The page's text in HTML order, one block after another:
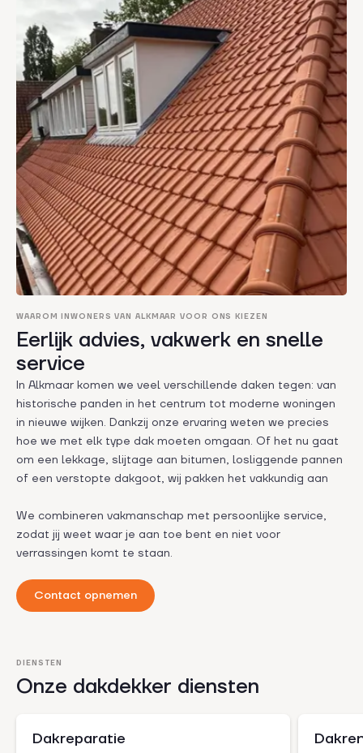
WAAROM INWONERS VAN ALKMAAR VOOR ONS KIEZEN
Eerlijk advies, vakwerk en snelle
service
In Alkmaar komen we veel verschillende daken tegen: van
historische panden in het centrum tot moderne woningen
in nieuwe wijken. Dankzij onze ervaring weten we precies
hoe we met elk type dak moeten omgaan. Of het nu gaat
om een lekkage, slijtage aan bitumen, losliggende pannen
of een verstopte dakgoot, wij pakken het vakkundig aan
We combineren vakmanschap met persoonlijke service,
zodat jij weet waar je aan toe bent en niet voor
verrassingen komt te staan.
Contact opnemen
DIENSTEN
Onze dakdekker diensten
Dakreparatie